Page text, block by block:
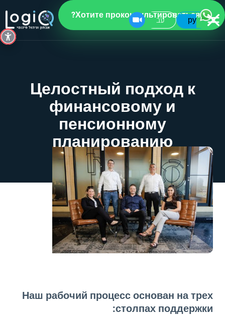
Хотите проконсультироваться?
עב ру
Целостный подход к
финансовому и
пенсионному
планированию
Наш рабочий процесс основан на трех
столпах поддержки: